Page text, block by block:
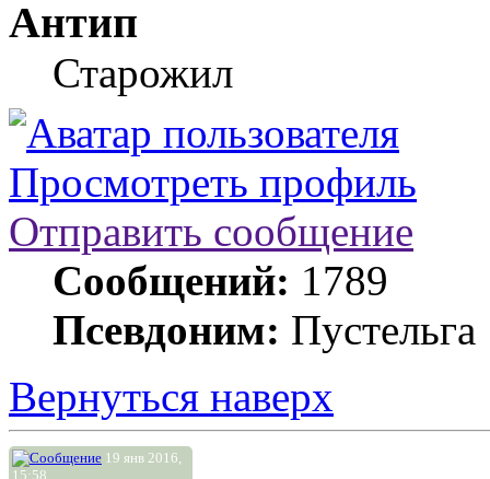
Антип
Старожил
Просмотреть профиль
Отправить сообщение
Сообщений: 1789
Псевдоним: Пустельга
Вернуться наверх
19 янв 2016,
15:58